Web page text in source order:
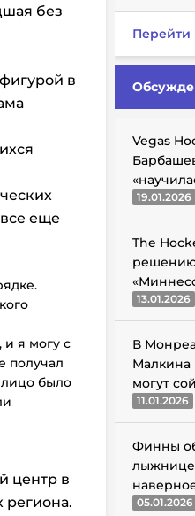
без
в
еще
я могу с
получал
было
центр в
региона.
Перейти
Vegas
19.01.2026
The
13.01.2026
В
Малкина
могут
11.01.2026
Финны
лыжнице
05.01.2026